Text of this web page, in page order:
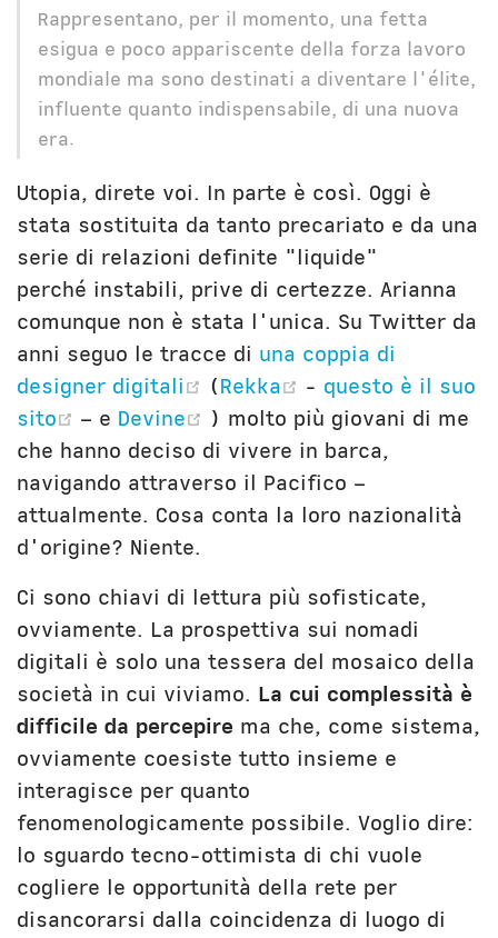
Rappresentano, per il momento, una fetta
esigua e poco appariscente della forza lavoro
mondiale ma sono destinati a diventare l'élite,
influente quanto indispensabile, di una nuova
era.
Utopia, direte voi. In parte è così. Oggi è
stata sostituita da tanto precariato e da una
serie di relazioni definite "liquide"
perché instabili, prive di certezze. Arianna
comunque non è stata l'unica. Su Twitter da
anni seguo le tracce di una coppia di
designer digitali
(opens new window)
(Rekka (opens new
- questo è il suo
sito
(opens new window)
– e Devine (opens new window)
) molto più giovani di me
che hanno deciso di vivere in barca,
navigando attraverso il Pacifico –
attualmente. Cosa conta la loro nazionalità
d'origine? Niente.
Ci sono chiavi di lettura più sofisticate,
ovviamente. La prospettiva sui nomadi
digitali è solo una tessera del mosaico della
società in cui viviamo. La cui complessità è
difficile da percepire ma che, come sistema,
ovviamente coesiste tutto insieme e
interagisce per quanto
fenomenologicamente possibile. Voglio dire:
lo sguardo tecno-ottimista di chi vuole
cogliere le opportunità della rete per
disancorarsi dalla coincidenza di luogo di